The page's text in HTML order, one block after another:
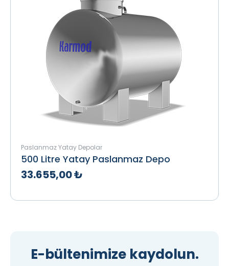
Paslanmaz Yatay Depolar
500 Litre Yatay Paslanmaz Depo
33.655,00 ₺
Teklif Al İncele
E-bültenimize kaydolun.